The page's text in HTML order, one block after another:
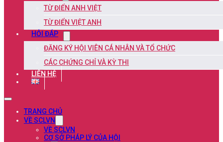
TỪ ĐIỂN ANH VIỆT
TỪ ĐIỂN VIỆT ANH
HỎI ĐÁP
ĐĂNG KÝ HỘI VIÊN CÁ NHÂN VÀ TỔ CHỨC
CÁC CHỨNG CHỈ VÀ KỲ THI
LIÊN HỆ
TRANG CHỦ
VỀ SCLVN
VỀ SCLVN
CƠ SỞ PHÁP LÝ CỦA HỘI